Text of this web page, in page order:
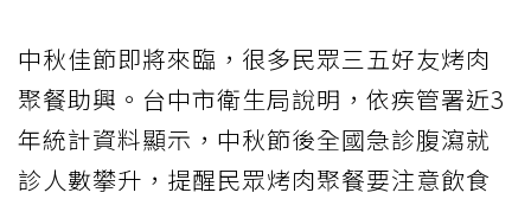
中秋佳節即將來臨，很多民眾三五好友烤肉
聚餐助興。台中市衛生局說明，依疾管署近3
年統計資料顯示，中秋節後全國急診腹瀉就
診人數攀升，提醒民眾烤肉聚餐要注意飲食